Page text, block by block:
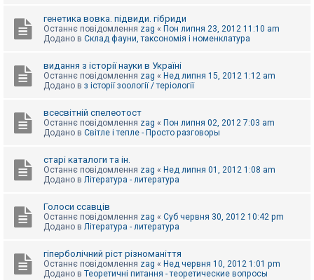
генетика вовка. підвиди. гібриди
Останнє повідомлення zag « Пон липня 23, 2012 11:10 am
Додано в Склад фауни, таксономія і номенклатура
видання з історії науки в Україні
Останнє повідомлення zag « Нед липня 15, 2012 1:12 am
Додано в з історії зоології / теріології
всесвітній спелеотост
Останнє повідомлення zag « Пон липня 02, 2012 7:03 am
Додано в Світле і тепле - Просто разговоры
старі каталоги та ін.
Останнє повідомлення zag « Нед липня 01, 2012 1:08 am
Додано в Література - литература
Голоси ссавців
Останнє повідомлення zag « Суб червня 30, 2012 10:42 pm
Додано в Література - литература
гіперболічний ріст різноманіття
Останнє повідомлення zag « Нед червня 10, 2012 1:01 pm
Додано в Теоретичні питання - теоретические вопросы